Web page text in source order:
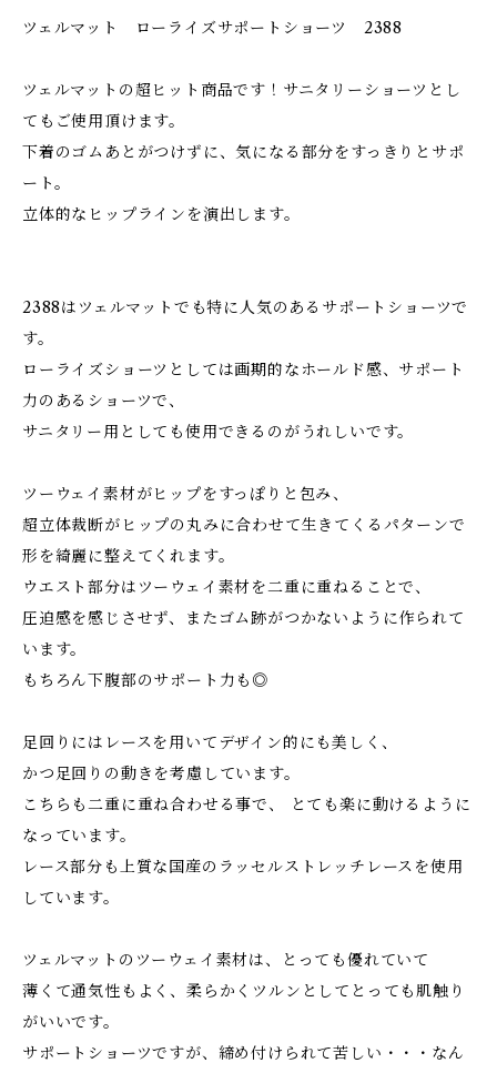
ツェルマット ローライズサポートショーツ 2388
ツェルマットの超ヒット商品です！サニタリーショーツとし
てもご使用頂けます。
下着のゴムあとがつけずに、気になる部分をすっきりとサポ
ート。
立体的なヒップラインを演出します。
2388はツェルマットでも特に人気のあるサポートショーツで
す。
ローライズショーツとしては画期的なホールド感、サポート
力のあるショーツで、
サニタリー用としても使用できるのがうれしいです。
ツーウェイ素材がヒップをすっぽりと包み、
超立体裁断がヒップの丸みに合わせて生きてくるパターンで
形を綺麗に整えてくれます。
ウエスト部分はツーウェイ素材を二重に重ねることで、
圧迫感を感じさせず、またゴム跡がつかないように作られて
います。
もちろん下腹部のサポート力も◎
足回りにはレースを用いてデザイン的にも美しく、
かつ足回りの動きを考慮しています。
こちらも二重に重ね合わせる事で、 とても楽に動けるように
なっています。
レース部分も上質な国産のラッセルストレッチレースを使用
しています。
ツェルマットのツーウェイ素材は、とっても優れていて
薄くて通気性もよく、柔らかくツルンとしてとっても肌触り
がいいです。
サポートショーツですが、締め付けられて苦しい・・・なん